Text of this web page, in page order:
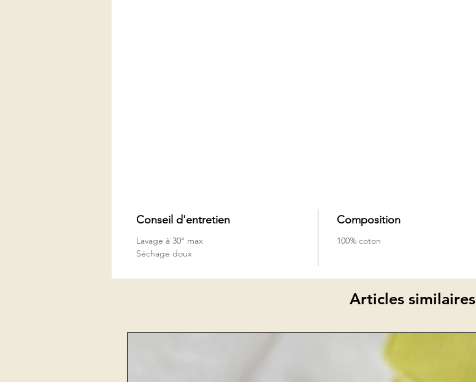
Conseil d'entretien
Lavage à 30° max
Séchage doux
Composition
100% coton
Articles similaires